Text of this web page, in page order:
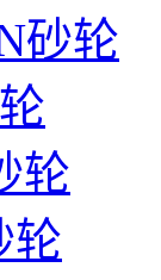
砂轮
轮
轮